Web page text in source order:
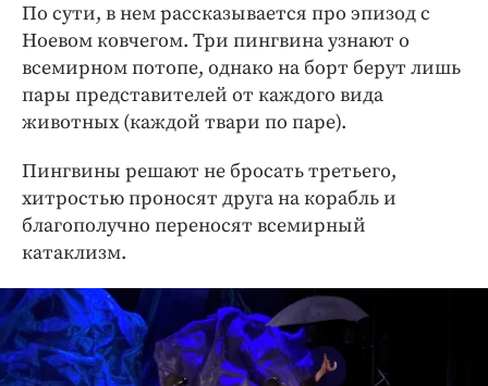
По сути, в нем рассказывается про эпизод с
Ноевом ковчегом. Три пингвина узнают о
всемирном потопе, однако на борт берут лишь
пары представителей от каждого вида
животных (каждой твари по паре).
Пингвины решают не бросать третьего,
хитростью проносят друга на корабль и
благополучно переносят всемирный
катаклизм.